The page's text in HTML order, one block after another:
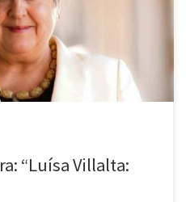
“Luísa Villalta: